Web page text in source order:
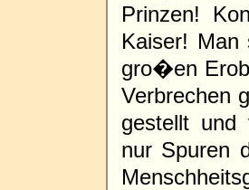
Prinzen!
Kaiser! Man
gro�en
Verbrechen
gestellt und
nur Spuren